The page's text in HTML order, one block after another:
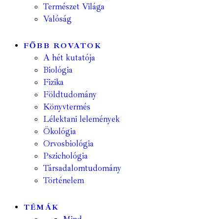
Természet Világa
Valóság
FŐBB ROVATOK
A hét kutatója
Biológia
Fizika
Földtudomány
Könyvtermés
Lélektani lelemények
Ökológia
Orvosbiológia
Pszichológia
Társadalomtudomány
Történelem
TÉMÁK